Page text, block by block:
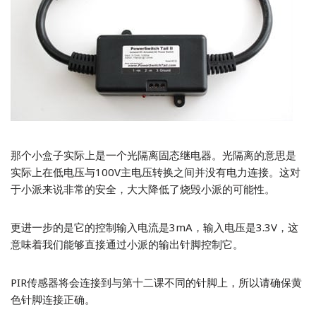
那个小盒子实际上是一个光隔离固态继电器。光隔离的意思是
实际上在低电压与100V主电压转换之间并没有电力连接。这对
于小派来说非常的安全，大大降低了烧毁小派的可能性。
更进一步的是它的控制输入电流是3mA，输入电压是3.3V，这
意味着我们能够直接通过小派的输出针脚控制它。
PIR传感器将会连接到与第十二课不同的针脚上，所以请确保黄
色针脚连接正确。